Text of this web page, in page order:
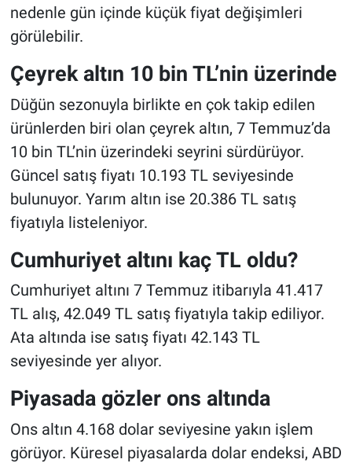
nedenle gün içinde küçük fiyat değişimleri
görülebilir.
Çeyrek altın 10 bin TL’nin üzerinde
Düğün sezonuyla birlikte en çok takip edilen
ürünlerden biri olan çeyrek altın, 7 Temmuz’da
10 bin TL’nin üzerindeki seyrini sürdürüyor.
Güncel satış fiyatı 10.193 TL seviyesinde
bulunuyor. Yarım altın ise 20.386 TL satış
fiyatıyla listeleniyor.
Cumhuriyet altını kaç TL oldu?
Cumhuriyet altını 7 Temmuz itibarıyla 41.417
TL alış, 42.049 TL satış fiyatıyla takip ediliyor.
Ata altında ise satış fiyatı 42.143 TL
seviyesinde yer alıyor.
Piyasada gözler ons altında
Ons altın 4.168 dolar seviyesine yakın işlem
görüyor. Küresel piyasalarda dolar endeksi, ABD